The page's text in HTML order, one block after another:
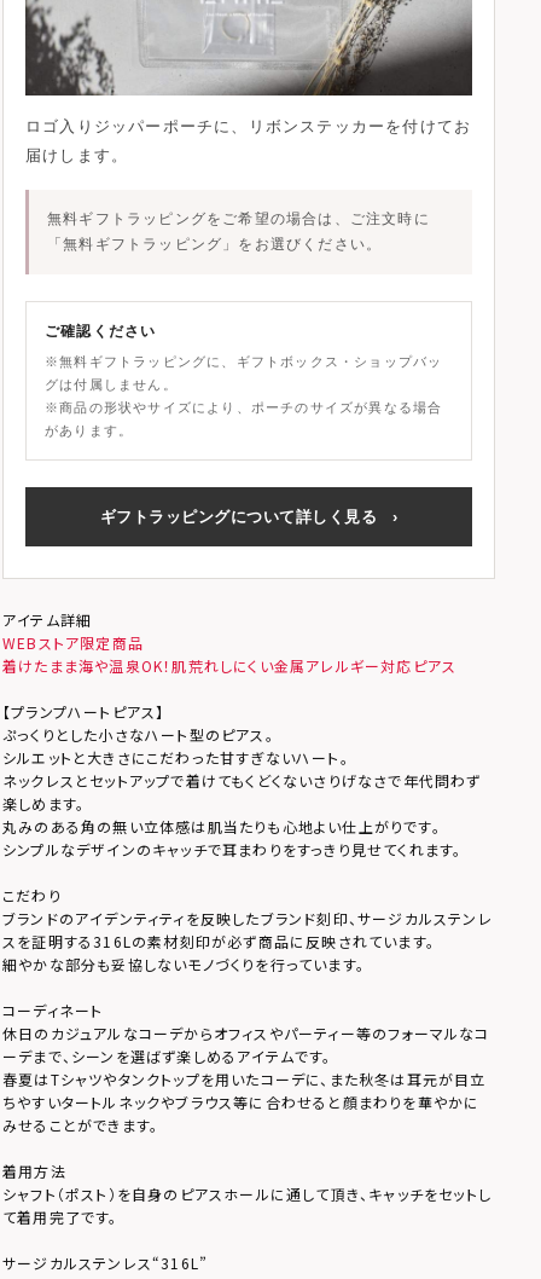
ロゴ入りジッパーポーチに、 リボンステッカー を付けてお
届けします。
無料ギフトラッピングをご希望の場合は、ご注文時に
「無料ギフトラッピング」 をお選びください。
ご確認ください
※無料ギフトラッピングに、ギフトボックス・ショップバッ
グは付属しません。
※商品の形状やサイズにより、ポーチのサイズが異なる場合
があります。
ギフトラッピングについて詳しく見る ›
アイテム詳細
WEBストア限定商品
着けたまま海や温泉OK！肌荒れしにくい金属アレルギー対応ピアス
【プランプハートピアス】
ぷっくりとした小さなハート型のピアス。
シルエットと大きさにこだわった甘すぎないハート。
ネックレスとセットアップで着けてもくどくないさりげなさで年代問わず
楽しめます。
丸みのある角の無い立体感は肌当たりも心地よい仕上がりです。
シンプルなデザインのキャッチで耳まわりをすっきり見せてくれます。
こだわり
ブランドのアイデンティティを反映したブランド刻印、サージカルステンレ
スを証明する316Lの素材刻印が必ず商品に反映されています。
細やかな部分も妥協しないモノづくりを行っています。
コーディネート
休日のカジュアルなコーデからオフィスやパーティー等のフォーマルなコ
ーデまで、シーンを選ばず楽しめるアイテムです。
春夏はTシャツやタンクトップを用いたコーデに、また秋冬は耳元が目立
ちやすいタートルネックやブラウス等に合わせると顔まわりを華やかに
みせることができます。
着用方法
シャフト（ポスト）を自身のピアスホールに通して頂き、キャッチをセットし
て着用完了です。
サージカルステンレス“316L”